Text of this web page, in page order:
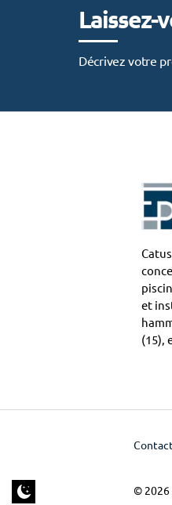
o
a
f
Laissez-
Décrivez votre
et
(15),
© 2026